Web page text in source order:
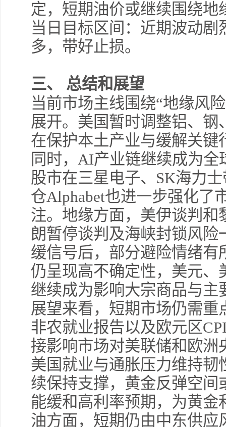
定，短期油价或继续围绕
当日目标区间：近期波动
多，带好止损。
三、 总结和展望
当前市场主线围绕“地缘风
展开。美国暂时调整铝、
在保护本土产业与缓解关
同时， AI产业链继续成为全
股市在三星电子、 SK海力
仓Alphabet也进一步强化了
注。地缘方面，美伊谈判
朗暂停谈判及海峡封锁风
缓信号后，部分避险情绪
仍呈现高不确定性，美元
继续成为影响大宗商品与主
展望来看，短期市场仍需重
非农就业报告以及欧元区
接影响市场对美联储和欧
美国就业与通胀压力维持
续保持支撑，黄金反弹空
能缓和高利率预期，为黄
油方面，短期仍由中东供